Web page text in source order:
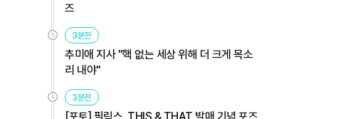
즈
3분전
추미애 지사 "핵 없는 세상 위해 더 크게 목소
리 내야"
3분전